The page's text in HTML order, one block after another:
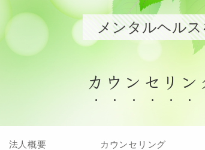
メンタルヘル
カウンセリ
法人概要 カウンセリング